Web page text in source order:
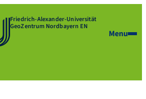
Friedrich-Alexander-Universität
GeoZentrum Nordbayern EN
Menu